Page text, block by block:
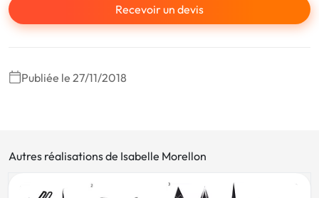
Recevoir un devis
Publiée le 27/11/2018
Autres réalisations de Isabelle Morellon